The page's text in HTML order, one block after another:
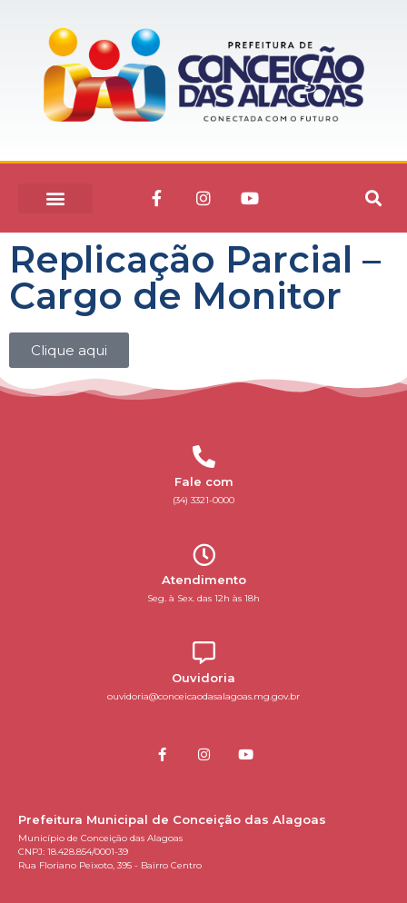
Replicação Parcial –
Cargo de Monitor
Clique aqui
Fale com
(34) 3321-0000
Atendimento
Seg. à Sex. das 12h às 18h
Ouvidoria
ouvidoria@conceicaodasalagoas.mg.gov.br
Prefeitura Municipal de Conceição das Alagoas
Município de Conceição das Alagoas
CNPJ: 18.428.854/0001-39
Rua Floriano Peixoto, 395 - Bairro Centro